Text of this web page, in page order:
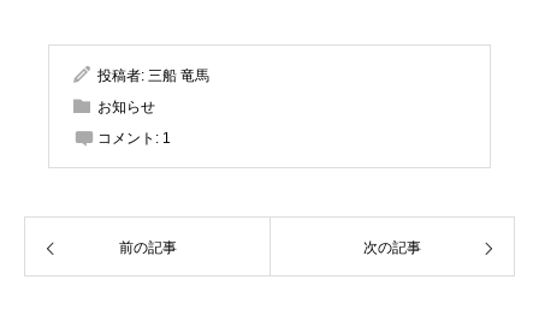
投稿者: 三船 竜馬
お知らせ
コメント: 1
前の記事 次の記事